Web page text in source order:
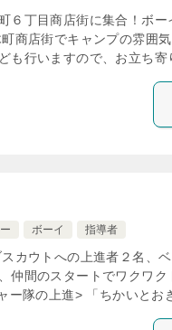
６丁目商店街に集合！ボー
商店街でキャンプの雰囲
も行いますので、お立ち
ボーイ 指導者
スカウトへの上進者２名、
仲間のスタートでワクワ
ー隊の上進> 「ちかいと